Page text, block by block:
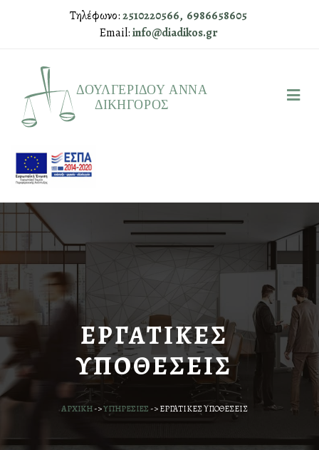
Τηλέφωνο:2510220566, 6986658605
Email:info@diadikos.gr
ΕΡΓΑΤΙΚΕΣ
ΥΠΟΘΕΣΕΙΣ
ΑΡΧΙΚΗ->ΥΠΗΡΕΣΙΕΣ->ΕΡΓΑΤΙΚΕΣ ΥΠΟΘΕΣΕΙΣ